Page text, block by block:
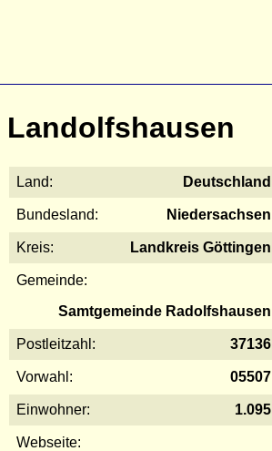
Landolfshausen
Land: Deutschland
Bundesland: Niedersachsen
Kreis: Landkreis Göttingen
Gemeinde:
Samtgemeinde Radolfshausen
Postleitzahl: 37136
Vorwahl: 05507
Einwohner: 1.095
Webseite: